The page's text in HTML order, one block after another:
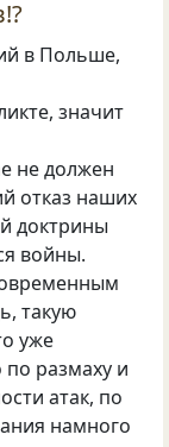
в Польше,
значит
не должен
отказ наших
доктрины
войны.
такую
уже
размаху и
атак, по
намного